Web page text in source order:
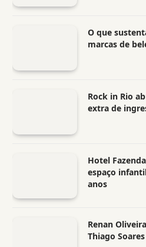
O que
marcas de
Rock in Rio
extra de
Hotel
espaço
anos
Renan
Thiago Soares